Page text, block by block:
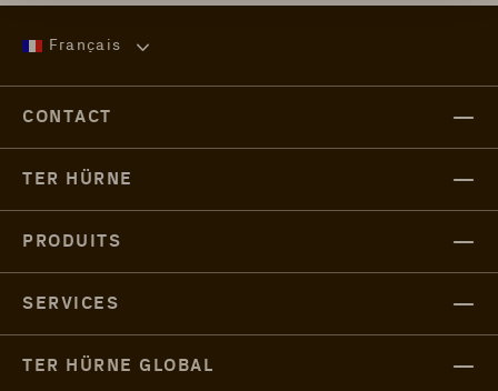
Français
CONTACT
TER HÜRNE
PRODUITS
SERVICES
TER HÜRNE GLOBAL